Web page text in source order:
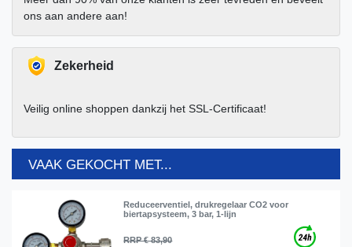
ons aan andere aan!
Zekerheid
Veilig online shoppen dankzij het SSL-Certificaat!
VAAK GEKOCHT MET...
Reduceerventiel, drukregelaar CO2 voor
biertapsysteem, 3 bar, 1-lijn
RRP € 83,90